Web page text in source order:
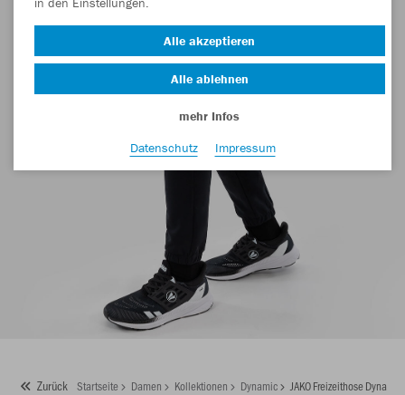
Zurück Startseite Damen Kollektionen Dynamic JAKO Freizeithose
Alle akzeptieren
Alle ablehnen
mehr Infos
Datenschutz
Impressum